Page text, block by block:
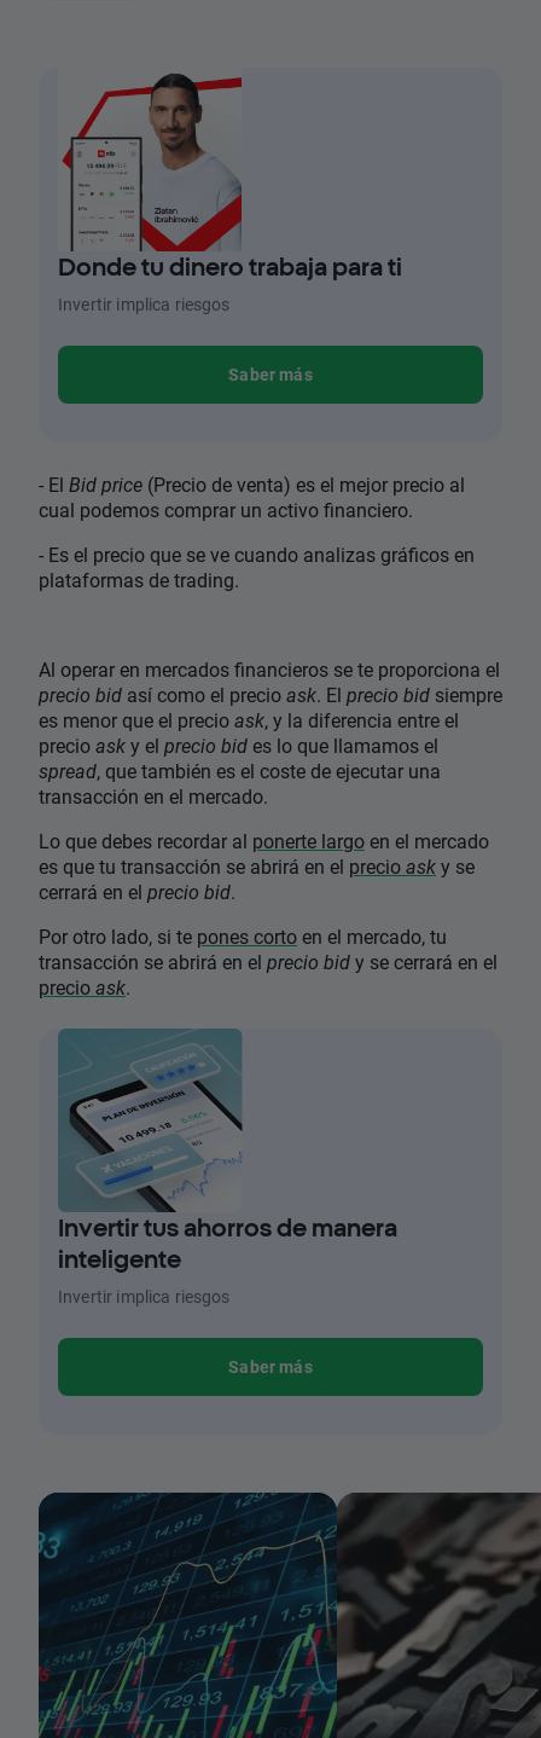
Donde tu dinero trabaja para ti
Invertir implica riesgos
Saber más
- El Bid price (Precio de venta) es el mejor precio al
cual podemos comprar un activo financiero.
- Es el precio que se ve cuando analizas gráficos en
plataformas de trading.
Al operar en mercados financieros se te proporciona el
precio bid así como el precioask. El precio bid siempre
es menor que el precioask, y la diferencia entre el
precioasky el precio bides lo que llamamos el
spread, que también es el coste de ejecutar una
transacción en el mercado.
Lo que debes recordar al ponerte largoen el mercado
es que tu transacción se abrirá en el precioasky se
cerrará en el precio bid.
Por otro lado, si te pones cortoen el mercado, tu
transacción se abrirá en el precio bidy se cerrará en el
precioask.
Invertir tus ahorros de manera
inteligente
Invertir implica riesgos
Saber más